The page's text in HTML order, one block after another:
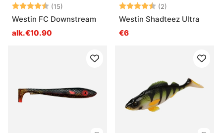
Arvio: (15)
4.5 5:sta tähdestä
Westin FC Downstream
alk.€10.90
Arvio: (2)
Westin Shadteez Ultra
€6